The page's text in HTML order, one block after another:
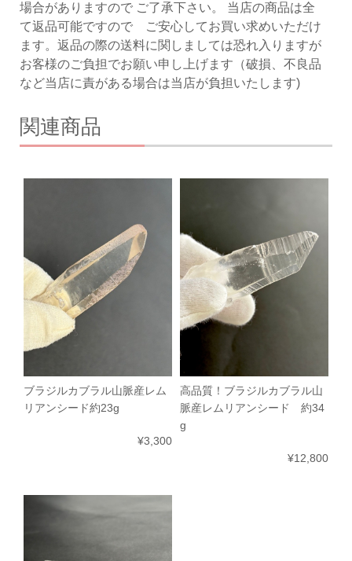
場合がありますので ご了承下さい。 当店の商品は全
て返品可能ですので ご安心してお買い求めいただけ
ます。返品の際の送料に関しましては恐れ入りますが
お客様のご負担でお願い申し上げます（破損、不良品
など当店に責がある場合は当店が負担いたします)
関連商品
ブラジルカブラル山脈産レム
リアンシード約23g
¥3,300
高品質！ブラジルカブラル山
脈産レムリアンシード 約34
g
¥12,800